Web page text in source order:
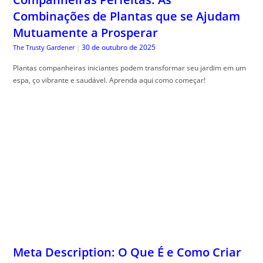
Combinações de Plantas que se Ajudam
Mutuamente a Prosperar
The Trusty Gardener | 30 de outubro de 2025
Plantas companheiras iniciantes podem transformar seu jardim em um
espa, ço vibrante e saudável. Aprenda aqui como começar!
Meta Description: O Que É e Como Criar